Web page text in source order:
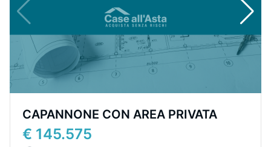
CAPANNONE CON AREA PRIVATA
€ 145.575